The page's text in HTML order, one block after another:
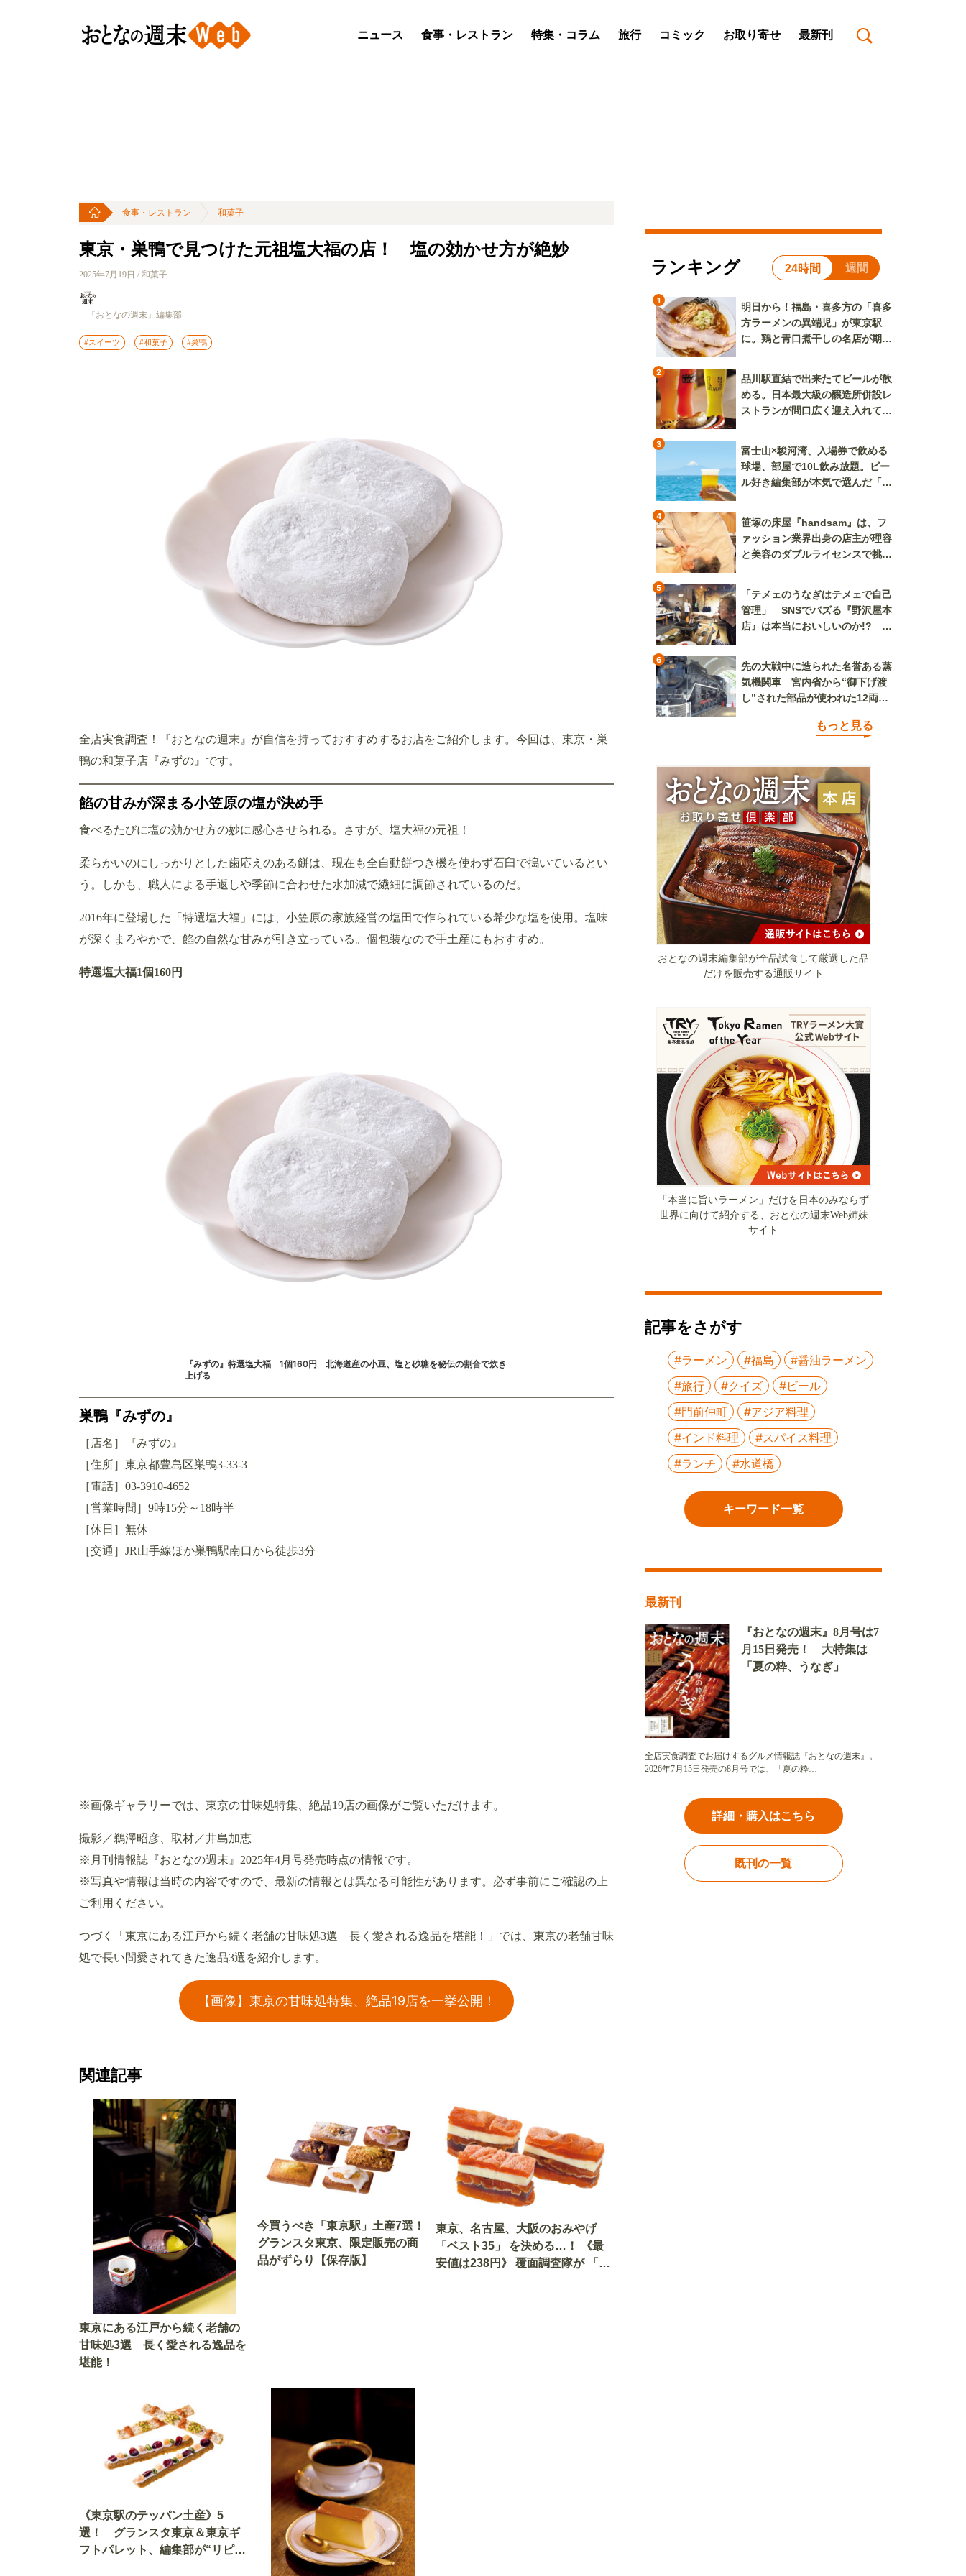
ニュース 食事・レストラン 特集・コラム 旅行 コミック お取り寄せ 最新刊
食事・レストラン 和菓子
東京・巣鴨で見つけた元祖塩大福の店！ 塩の効かせ方が絶妙
2025年7月19日 / 和菓子
『おとなの週末』編集部
#スイーツ #和菓子 #巣鴨
全店実食調査！『おとなの週末』が自信を持っておすすめするお店をご紹介します。今回は、東京・巣
鴨の和菓子店『みずの』です。
餡の甘みが深まる小笠原の塩が決め手
食べるたびに塩の効かせ方の妙に感心させられる。さすが、塩大福の元祖！
柔らかいのにしっかりとした歯応えのある餅は、現在も全自動餅つき機を使わず石臼で搗いているとい
う。しかも、職人による手返しや季節に合わせた水加減で繊細に調節されているのだ。
2016年に登場した「特選塩大福」には、小笠原の家族経営の塩田で作られている希少な塩を使用。塩味
が深くまろやかで、餡の自然な甘みが引き立っている。個包装なので手土産にもおすすめ。
特選塩大福1個160円
『みずの』特選塩大福 1個160円 北海道産の小豆、塩と砂糖を秘伝の割合で炊き
上げる
巣鴨『みずの』
［店名］『みずの』
［住所］東京都豊島区巣鴨3-33-3
［電話］03-3910-4652
［営業時間］9時15分～18時半
［休日］無休
［交通］JR山手線ほか巣鴨駅南口から徒歩3分
※画像ギャラリーでは、東京の甘味処特集、絶品19店の画像がご覧いただけます。
撮影／鵜澤昭彦、取材／井島加恵
※月刊情報誌『おとなの週末』2025年4月号発売時点の情報です。
※写真や情報は当時の内容ですので、最新の情報とは異なる可能性があります。必ず事前にご確認の上
ご利用ください。
つづく「東京にある江戸から続く老舗の甘味処3選 長く愛される逸品を堪能！」では、東京の老舗甘味
処で長い間愛されてきた逸品3選を紹介します。
【画像】東京の甘味処特集、絶品19店を一挙公開！
関連記事
東京にある江戸から続く老舗の
甘味処3選 長く愛される逸品を
堪能！
今買うべき「東京駅」土産7選！
グランスタ東京、限定販売の商
品がずらり【保存版】
東京、名古屋、大阪のおみやげ
「ベスト35」 を決める…！ 《最
安値は238円》 覆面調査隊が 「食
《東京駅のテッパン土産》5
選！ グランスタ東京＆東京ギ
フトパレット、編集部が“リピ買
ランキング 24時間 週間
1
明日から！福島・喜多方の「喜多
方ラーメンの異端児」が東京駅
に。鶏と青口煮干しの名店が期間
2
品川駅直結で出来たてビールが飲
める。日本最大級の醸造所併設レ
ストランが間口広く迎え入れてく
3
富士山×駿河湾、入場券で飲める
球場、部屋で10L飲み放題。ビー
ル好き編集部が本気で選んだ「ビ
4
笹塚の床屋『handsam』は、フ
ァッション業界出身の店主が理容
と美容のダブルライセンスで挑む
5
「テメェのうなぎはテメェで自己
管理」 SNSでバズる『野沢屋本
店』は本当においしいのか!? い
6
先の大戦中に造られた名誉ある蒸
気機関車 宮内省から“御下げ渡
し”された部品が使われた12両の
もっと見る
おとなの週末編集部が全品試食して厳選した品
だけを販売する通販サイト
「本当に旨いラーメン」だけを日本のみならず
世界に向けて紹介する、おとなの週末Web姉妹
サイト
記事をさがす
#ラーメン #福島
#醤油ラーメン
#旅行
#クイズ
#ビール
#門前仲町
#アジア料理
#インド料理
#スパイス料理
#ランチ
#水道橋
キーワード一覧
最新刊
『おとなの週末』8月号は7
月15日発売！ 大特集は
「夏の粋、うなぎ」
全店実食調査でお届けするグルメ情報誌『おとなの週末』。
2026年7月15日発売の8月号では、「夏の粋…
詳細・購入はこちら
既刊の一覧